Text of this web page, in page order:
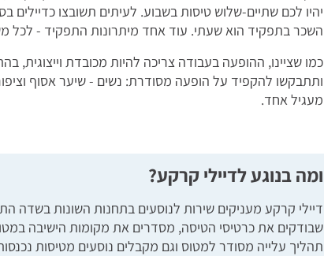
יהיו לכם שתיים-שלוש טיסות בשבוע. לעיתים תשובצו
השכר בתפקיד הוא שעתי. עוד אחד מיתרונות התפקיד - לכל
כמו שציינו, ההופעה בעבודה צריכה להיות מכובדת וייצוגית,
ותתבקשו להקפיד על הופעה מסודרת: נשים - שיער אסוף
מעגיל אחד.
ומה בנוגע לדיילי קרקע?
דיילי קרקע מעניקים שירות לנוסעים בתחנות השונות בשדה
שבודקים את כרטיסי הטיסה, מסדרים את מקומות הישיבה
תהליך עלייה מסודר למטוס וגם מקבלים נוסעים מטיסות